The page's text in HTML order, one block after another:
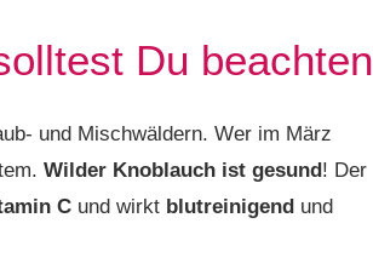
Du beachten
und Mischwäldern. Wer im März
Wilder Knoblauch ist gesund ! Der
C und wirkt blutreinigend und